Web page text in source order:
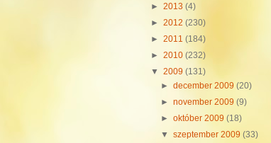
► 2013 (4)
► 2012 (230)
► 2011 (184)
► 2010 (232)
▼ 2009 (131)
►december 2009(20)
►november 2009(9)
►október 2009(18)
▼szeptember 2009(33)